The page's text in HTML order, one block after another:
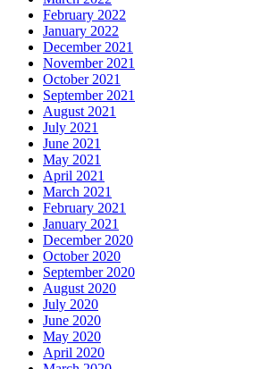
February 2022
January 2022
December 2021
November 2021
October 2021
September 2021
August 2021
July 2021
June 2021
May 2021
April 2021
March 2021
February 2021
January 2021
December 2020
October 2020
September 2020
August 2020
July 2020
June 2020
May 2020
April 2020